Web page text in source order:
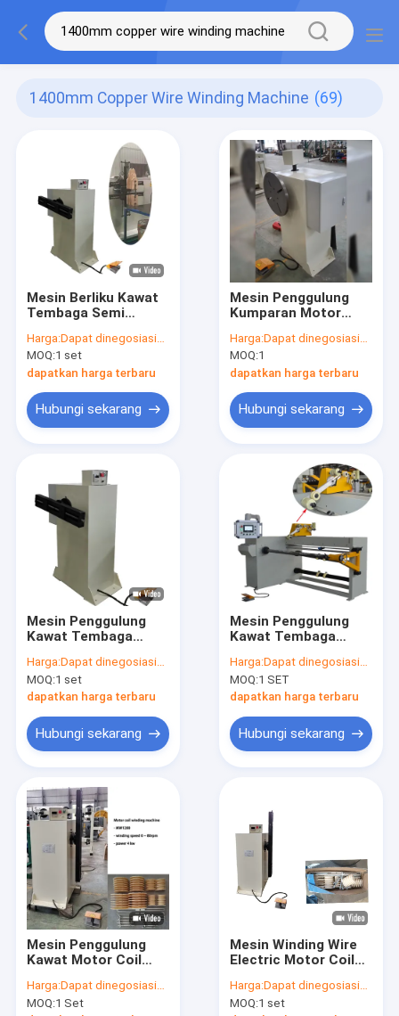
1400mm Copper Wire Winding Machine (69)
Mesin Berliku Kawat
Tembaga Semi
Listrik
Harga:Dapat dinegosiasikan
MOQ:1 set
dapatkan harga terbaru
Hubungi sekarang
Mesin Penggulung
Kumparan Motor
Untuk Penggulungan
Kawat Tembaga
Harga:Dapat dinegosiasikan
MOQ:1
dapatkan harga terbaru
Hubungi sekarang
Mesin Penggulung
Kawat Tembaga
Berliku 200rpm
Harga:Dapat dinegosiasikan
MOQ:1 set
dapatkan harga terbaru
Hubungi sekarang
Mesin Penggulung
Kawat Tembaga
Distribusi Otomatis
Mesin Penggulung
Koil
Harga:Dapat dinegosiasikan
MOQ:1 SET
dapatkan harga terbaru
Hubungi sekarang
Mesin Penggulung
Kawat Motor Coil
Dapat Disesuaikan
4kw
Harga:Dapat dinegosiasikan
MOQ:1 Set
Mesin Winding Wire
Electric Motor Coil
Harga:Dapat dinegosiasikan
MOQ:1 set